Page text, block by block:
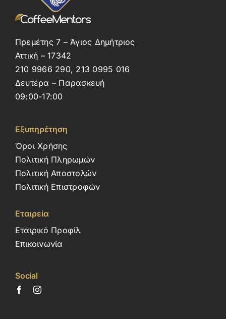
Πρεμέτης 7 – Άγιος Δημήτριος
Αττική – 17342
210 9966 290, 213 0995 016
Δευτέρα – Παρασκευή
09:00-17:00
Εξυπηρέτηση
Όροι Χρήσης
Πολιτική Πληρωμών
Πολιτική Αποστολών
Πολιτική Επιστροφών
Εταιρεία
Εταιρικό Προφίλ
Επικοινωνία
Social